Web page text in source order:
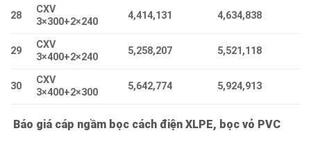
28
CXV
3×300+2×240
4,414,131 4,634,838
29
CXV
3×400+2×240
5,258,207 5,521,118
30
CXV
3×400+2×300
5,642,774 5,924,913
Báo giá cáp ngầm bọc cách điện XLPE, bọc vỏ PVC